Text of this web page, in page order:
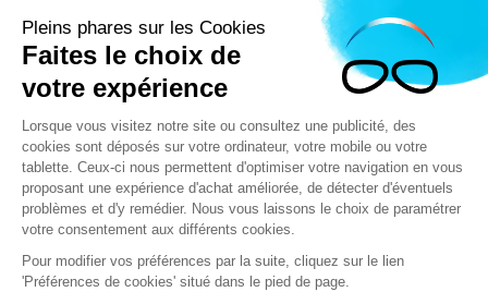
7722
Scooteo 2018 Mentions légales
Conditions générales de vente (CGV)
F.A.Q & questions
Contact Règlement jeux concours
Pleins phares sur les Cookies
Faites le choix de
votre expérience
Lorsque vous visitez notre site ou consultez une publicité, des
cookies sont déposés sur votre ordinateur, votre mobile ou votre
tablette. Ceux-ci nous permettent d'optimiser votre navigation en vous
proposant une expérience d'achat améliorée, de détecter d'éventuels
problèmes et d'y remédier. Nous vous laissons le choix de paramétrer
votre consentement aux différents cookies.
Pour modifier vos préférences par la suite, cliquez sur le lien
'Préférences de cookies' situé dans le pied de page.